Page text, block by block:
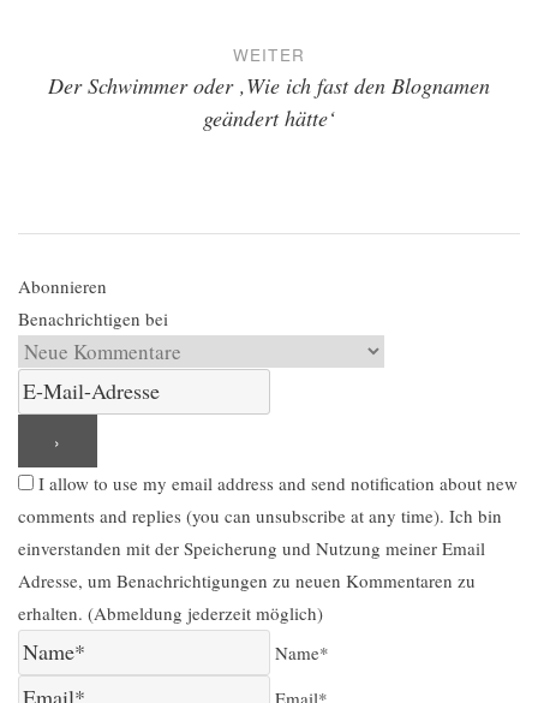
WEITER
Der Schwimmer oder ‚Wie ich fast den Blognamen
geändert hätte‘
Abonnieren
Benachrichtigen bei
I allow to use my email address and send notification about new
comments and replies (you can unsubscribe at any time). Ich bin
einverstanden mit der Speicherung und Nutzung meiner Email
Adresse, um Benachrichtigungen zu neuen Kommentaren zu
erhalten. (Abmeldung jederzeit möglich)
Name*
Email*